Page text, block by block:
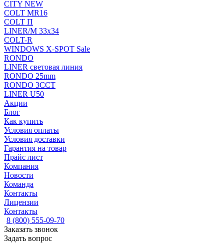
CITY NEW
COLT MR16
COLT П
LINER/М 33х34
COLT-R
WINDOWS X-SPOT Sale
RONDO
LINER световая линия
RONDO 25mm
RONDO 3CCT
LINER U50
Акции
Блог
Как купить
Условия оплаты
Условия доставки
Гарантия на товар
Прайс лист
Компания
Новости
Команда
Контакты
Лицензии
Контакты
8 (800) 555-09-70
Заказать звонок
Задать вопрос